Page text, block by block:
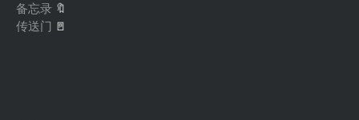
备忘录 🔖
传送门 🚪